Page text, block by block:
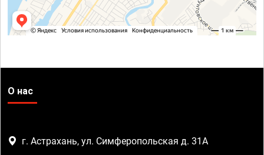
О нас
г. Астрахань, ул. Симферопольская д. 31А